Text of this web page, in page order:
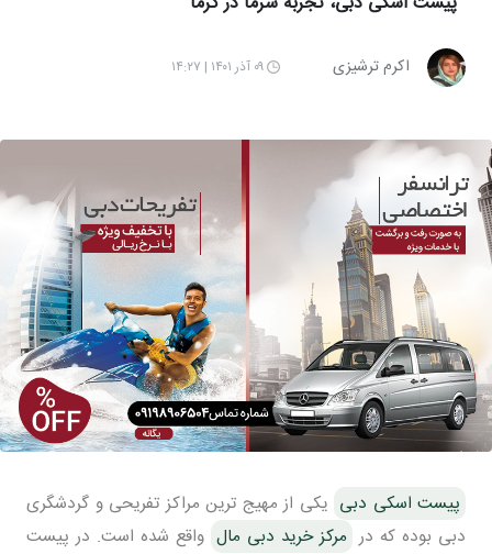
اکرم ترشیزی ۰۹ آذر ۱۴۰۱ | ۱۴:۲۷
پیست اسکی دبی یکی از مهیج ترین مراکز تفریحی و گردشگری
دبی بوده که در مرکز خرید دبی مال واقع شده است. در پیست